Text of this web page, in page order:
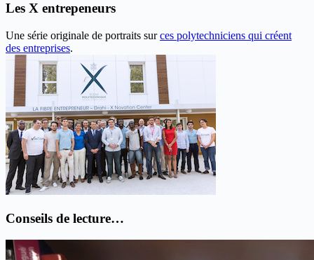
Les X entrepeneurs
Une série originale de portraits surces polytechniciens qui créent
des entreprises.
Conseils de lecture…